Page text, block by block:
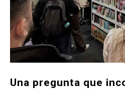
Una pregunta que